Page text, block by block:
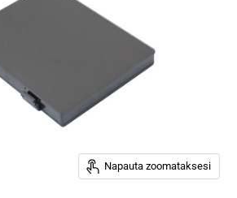
Napauta zoomataksesi